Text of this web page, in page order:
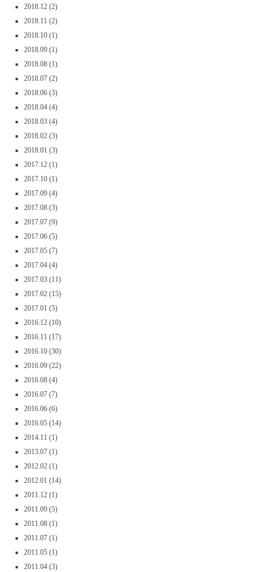
2018.12 (2)
2018.11 (2)
2018.10 (1)
2018.09 (1)
2018.08 (1)
2018.07 (2)
2018.06 (3)
2018.04 (4)
2018.03 (4)
2018.02 (3)
2018.01 (3)
2017.12 (1)
2017.10 (1)
2017.09 (4)
2017.08 (3)
2017.07 (9)
2017.06 (5)
2017.05 (7)
2017.04 (4)
2017.03 (11)
2017.02 (15)
2017.01 (5)
2016.12 (10)
2016.11 (17)
2016.10 (30)
2016.09 (22)
2016.08 (4)
2016.07 (7)
2016.06 (6)
2016.05 (14)
2014.11 (1)
2013.07 (1)
2012.02 (1)
2012.01 (14)
2011.12 (1)
2011.09 (5)
2011.08 (1)
2011.07 (1)
2011.05 (1)
2011.04 (3)